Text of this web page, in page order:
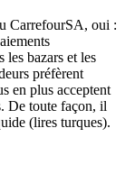
CarrefourSA, oui :
les bazars et les
préfèrent
en plus acceptent
De toute façon, il
(lires turques).